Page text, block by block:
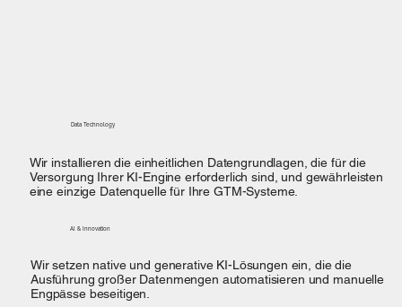
Data Technology
Wir installieren die einheitlichen Datengrundlagen, die für die
Versorgung Ihrer KI-Engine erforderlich sind, und gewährleisten
eine einzige Datenquelle für Ihre GTM-Systeme.
AI & Innovation
Wir setzen native und generative KI-Lösungen ein, die die
Ausführung großer Datenmengen automatisieren und manuelle
Engpässe beseitigen.